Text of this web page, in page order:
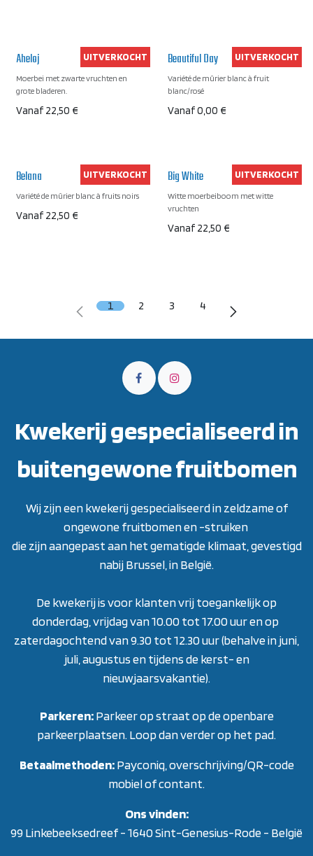
Aheloj
Moerbei met zwarte vruchten en
grote bladeren.
Vanaf 22,50 €
UITVERKOCHT Beautiful Day
Variété de mûrier blanc à fruit
blanc/rosé
Vanaf0,00 €
UITVERKOCHT
Belana
Variété de mûrier blanc à fruits noirs
Vanaf 22,50 €
UITVERKOCHT Big White
Witte moerbeiboom met witte
vruchten
Vanaf 22,50 €
UITVERKOCHT
1 2 3 4
Kwekerij gespecialiseerd in
buitengewone fruitbomen
Wij zijn een kwekerij gespecialiseerd in zeldzame of
ongewone fruitbomen en -struiken
die zijn aangepast aan het gematigde klimaat, gevestigd
nabij Brussel, in België.
De kwekerij is voor klanten vrij toegankelijk op
donderdag, vrijdag van 10.00 tot 17.00 uur en op
zaterdagochtend van 9.30 tot 12.30 uur (behalve in juni,
juli, augustus en tijdens de kerst- en
nieuwjaarsvakantie).
Parkeren:Parkeer op straat op de openbare
parkeerplaatsen. Loop dan verder op het pad.
Betaalmethoden:Payconiq, overschrijving/QR-code
mobiel of contant.
Ons vinden:
99 Linkebeeksedreef - 1640 Sint-Genesius-Rode - België